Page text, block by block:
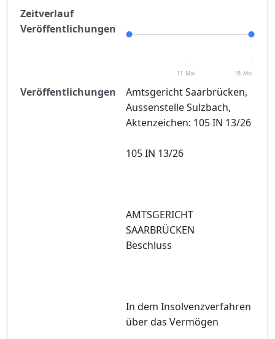
Zeitverlauf
Veröffentlichungen
11. Mai 18. Mai
Veröffentlichungen
Amtsgericht Saarbrücken,
Aussenstelle Sulzbach,
Aktenzeichen: 105 IN 13/26
105 IN 13/26
AMTSGERICHT
SAARBRÜCKEN
Beschluss
In dem Insolvenzverfahren
über das Vermögen